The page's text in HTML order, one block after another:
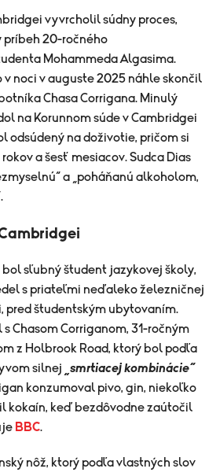
vyvrcholil súdny proces,
20-ročného
Mohammeda Algasima.
v noci v auguste 2025 náhle skončil
Chasa Corrigana. Minulý
na Korunnom súde v Cambridgei
odsúdený na doživotie, pričom si
a šesť mesiacov. Sudca Dias
a „poháňanú alkoholom,
sľubný študent jazykovej školy,
s priateľmi neďaleko železničnej
pred študentským ubytovaním.
Chasom Corriganom, 31-ročným
z Holbrook Road, ktorý bol podľa
silnej
„smrtiacej kombinácie“
konzumoval pivo, gin, niekoľko
kokaín, keď bezdôvodne zaútočil
BBC.
nôž, ktorý podľa vlastných slov